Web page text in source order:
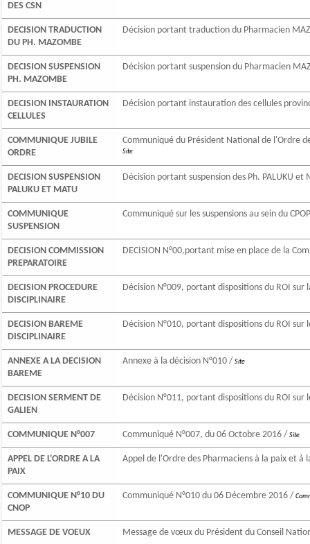
DES CSN
DECISION TRADUCTION
DU PH. MAZOMBE
Décision portant traduction du Pharmacien
DECISION SUSPENSION
PH. MAZOMBE
Décision portant suspension du Pharmacien
DECISION INSTAURATION
CELLULES
Décision portant instauration des cellules
COMMUNIQUE JUBILE
ORDRE
Communiqué du Président National de l'Ordre
Site
DECISION SUSPENSION
PALUKU ET MATU
Décision portant suspension des Ph. PALUKU
COMMUNIQUE
SUSPENSION
Communiqué sur les suspensions au sein du
DECISION COMMISSION
PREPARATOIRE
DECISION N°00,portant mise en place de la
DECISION PROCEDURE
DISCIPLINAIRE
Décision N°009, portant dispositions du ROI
DECISION BAREME
DISCIPLINAIRE
Décision N°010, portant dispositions du ROI
ANNEXE A LA DECISION
BAREME
Annexe à la décision N°010 / Site
DECISION SERMENT DE
GALIEN
Décision N°011, portant dispositions du ROI
COMMUNIQUE N°007 Communiqué N°007, du 06 Octobre 2016 / Site
APPEL DE L'ORDRE A LA
PAIX
Appel de l'Ordre des Pharmaciens à la paix et à
COMMUNIQUE N°10 DU
CNOP
Communiqué N°010 du 06 Décembre 2016 /
MESSAGE DE VOEUX Message de vœux du Président du Conseil